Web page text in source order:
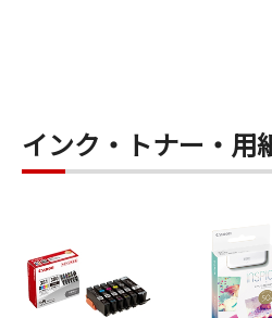
インク・トナー・用